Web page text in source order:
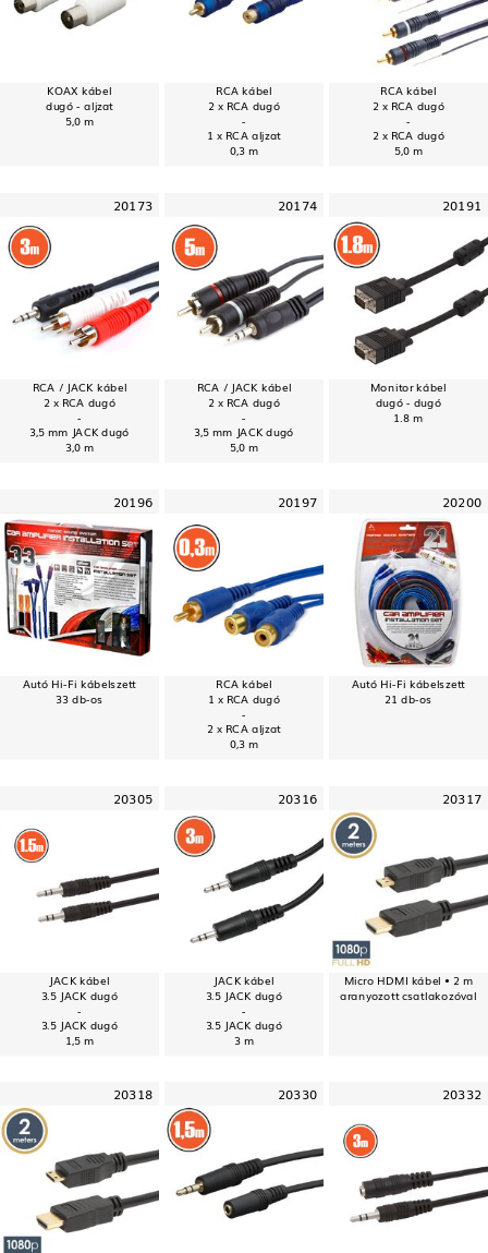
KOAX kábel
dugó - aljzat
5,0 m
RCA kábel
2 x RCA dugó
-
1 x RCA aljzat
0,3 m
RCA kábel
2 x RCA dugó
-
2 x RCA dugó
5,0 m
20173
RCA / JACK kábel
2 x RCA dugó
-
3,5 mm JACK dugó
3,0 m
20174
RCA / JACK kábel
2 x RCA dugó
-
3,5 mm JACK dugó
5,0 m
20191
Monitor kábel
dugó - dugó
1.8 m
20196
Autó Hi-Fi kábelszett
33 db-os
20197
RCA kábel
1 x RCA dugó
-
2 x RCA aljzat
0,3 m
20200
Autó Hi-Fi kábelszett
21 db-os
20305
JACK kábel
3.5 JACK dugó
-
3.5 JACK dugó
1,5 m
20316
JACK kábel
3.5 JACK dugó
-
3.5 JACK dugó
3 m
20317
Micro HDMI kábel • 2 m
aranyozott csatlakozóval
20318 20330 20332